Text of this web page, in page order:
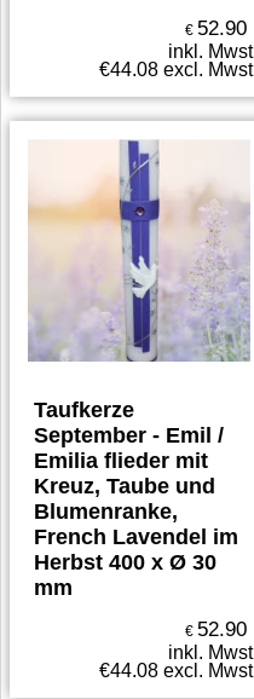
€ 52.90
inkl. Mwst
€44.08 excl. Mwst
Taufkerze
September - Emil /
Emilia flieder mit
Kreuz, Taube und
Blumenranke,
French Lavendel im
Herbst 400 x Ø 30
mm
€ 52.90
inkl. Mwst
€44.08 excl. Mwst